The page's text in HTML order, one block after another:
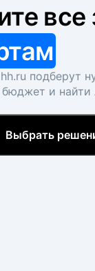
все
подберут
бюджет и
Выбрать